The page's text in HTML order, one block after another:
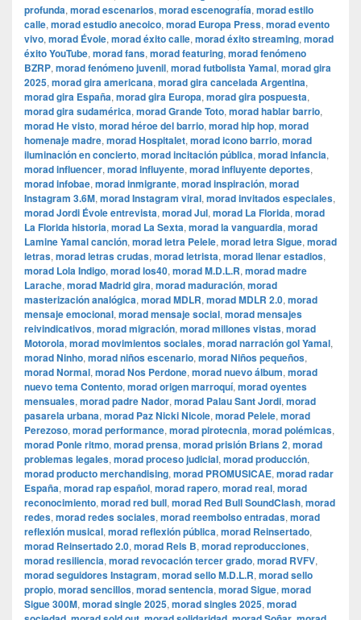
profunda, morad escenarios, morad escenografía, morad estilo
calle, morad estudio anecoico, morad Europa Press, morad evento
vivo, morad Évole, morad éxito calle, morad éxito streaming, morad
éxito YouTube, morad fans, morad featuring, morad fenómeno
BZRP, morad fenómeno juvenil, morad futbolista Yamal, morad gira
2025, morad gira americana, morad gira cancelada Argentina,
morad gira España, morad gira Europa, morad gira pospuesta,
morad gira sudamérica, morad Grande Toto, morad hablar barrio,
morad He visto, morad héroe del barrio, morad hip hop, morad
homenaje madre, morad Hospitalet, morad icono barrio, morad
iluminación en concierto, morad incitación pública, morad infancia,
morad influencer, morad influyente, morad influyente deportes,
morad infobae, morad inmigrante, morad inspiración, morad
Instagram 3.6M, morad Instagram viral, morad invitados especiales,
morad Jordi Évole entrevista, morad Jul, morad La Florida, morad
La Florida historia, morad La Sexta, morad la vanguardia, morad
Lamine Yamal canción, morad letra Pelele, morad letra Sigue, morad
letras, morad letras crudas, morad letrista, morad llenar estadios,
morad Lola Indigo, morad los40, morad M.D.L.R, morad madre
Larache, morad Madrid gira, morad maduración, morad
masterización analógica, morad MDLR, morad MDLR 2.0, morad
mensaje emocional, morad mensaje social, morad mensajes
reivindicativos, morad migración, morad millones vistas, morad
Motorola, morad movimientos sociales, morad narración gol Yamal,
morad Ninho, morad niños escenario, morad Niños pequeños,
morad Normal, morad Nos Perdone, morad nuevo álbum, morad
nuevo tema Contento, morad origen marroquí, morad oyentes
mensuales, morad padre Nador, morad Palau Sant Jordi, morad
pasarela urbana, morad Paz Nicki Nicole, morad Pelele, morad
Perezoso, morad performance, morad pirotecnia, morad polémicas,
morad Ponle ritmo, morad prensa, morad prisión Brians 2, morad
problemas legales, morad proceso judicial, morad producción,
morad producto merchandising, morad PROMUSICAE, morad radar
España, morad rap español, morad rapero, morad real, morad
reconocimiento, morad red bull, morad Red Bull SoundClash, morad
redes, morad redes sociales, morad reembolso entradas, morad
reflexión musical, morad reflexión pública, morad Reinsertado,
morad Reinsertado 2.0, morad Rels B, morad reproducciones,
morad resiliencia, morad revocación tercer grado, morad RVFV,
morad seguidores Instagram, morad sello M.D.L.R, morad sello
propio, morad sencillos, morad sentencia, morad Sigue, morad
Sigue 300M, morad single 2025, morad singles 2025, morad